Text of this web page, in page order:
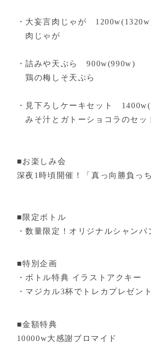
・大妄言肉じゃが
肉じゃが
・詰みや天ぷら 900w(990w)
鶏の梅しそ天ぷら
・見下ろしケーキセット
みそ汁とガトーショコラのセッ
■お楽しみ会
深夜1時頃開催！「真っ向勝負っ
■限定ボトル
・数量限定！オリジナルシャンパ
■特別企画
・ボトル特典 イラストアクキー
・マジカル3杯でトレカプレゼント
■金額特典
10000w大感謝ブロマイド